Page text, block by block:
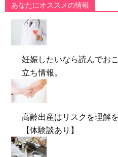
あなたにオススメの情報
妊娠したいなら読んでお
立ち情報。
高齢出産はリスクを理解
【体験談あり】